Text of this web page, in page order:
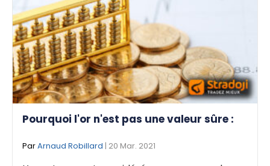
Pourquoi l'or n'est pas une valeur sûre :
ParArnaud Robillard | 20 Mar. 2021